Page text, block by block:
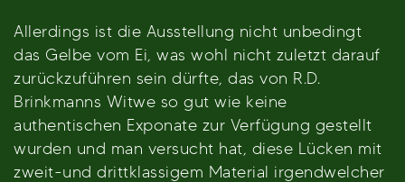
Allerdings ist die Ausstellung nicht unbedingt
das Gelbe vom Ei, was wohl nicht zuletzt darauf
zurückzuführen sein dürfte, das von R.D.
Brinkmanns Witwe so gut wie keine
authentischen Exponate zur Verfügung gestellt
wurden und man versucht hat, diese Lücken mit
zweit-und drittklassigem Material irgendwelcher